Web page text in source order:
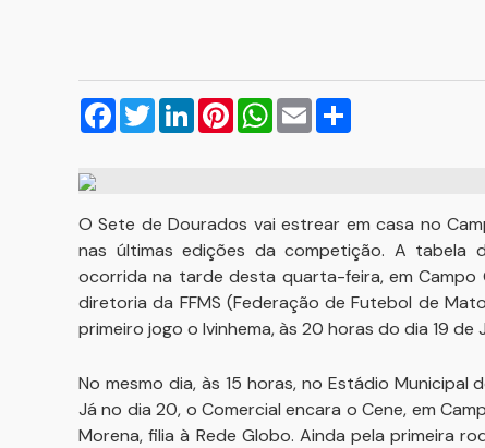
Facebook
TwitterLinkedInPinterestWhatsApp
Email
O Sete de Dourados vai estrear em casa no
nas últimas edições da competição. A tabela
ocorrida na tarde desta quarta-feira, em
diretoria da FFMS (Federação de Futebol de
primeiro jogo o Ivinhema, às 20 horas do dia 19
No mesmo dia, às 15 horas, no Estádio
Já no dia 20, o Comercial encara o Cene, em
Morena, filia à Rede Globo. Ainda pela primeira